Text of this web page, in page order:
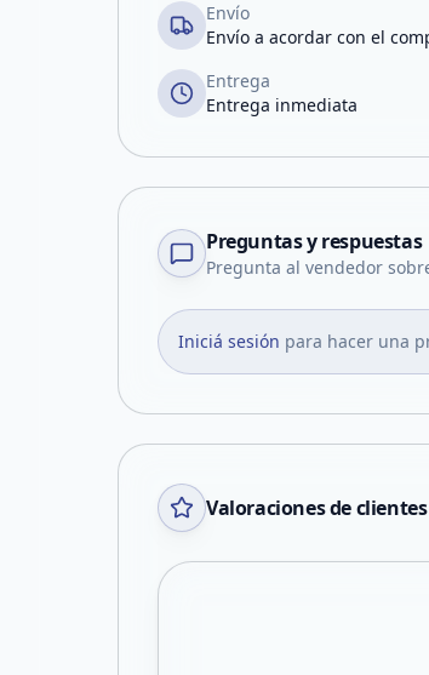
Envío
Envío a acordar con el
Entrega
Entrega inmediata
Preguntas y respuestas
Pregunta al vendedor
Iniciá sesión para hacer una
Valoraciones de clientes